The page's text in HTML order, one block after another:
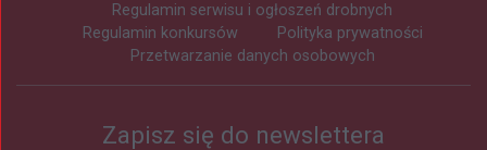
Regulamin serwisu i ogłoszeń drobnych
Regulamin konkursów
Polityka prywatności
Przetwarzanie danych osobowych
Zapisz się do newslettera